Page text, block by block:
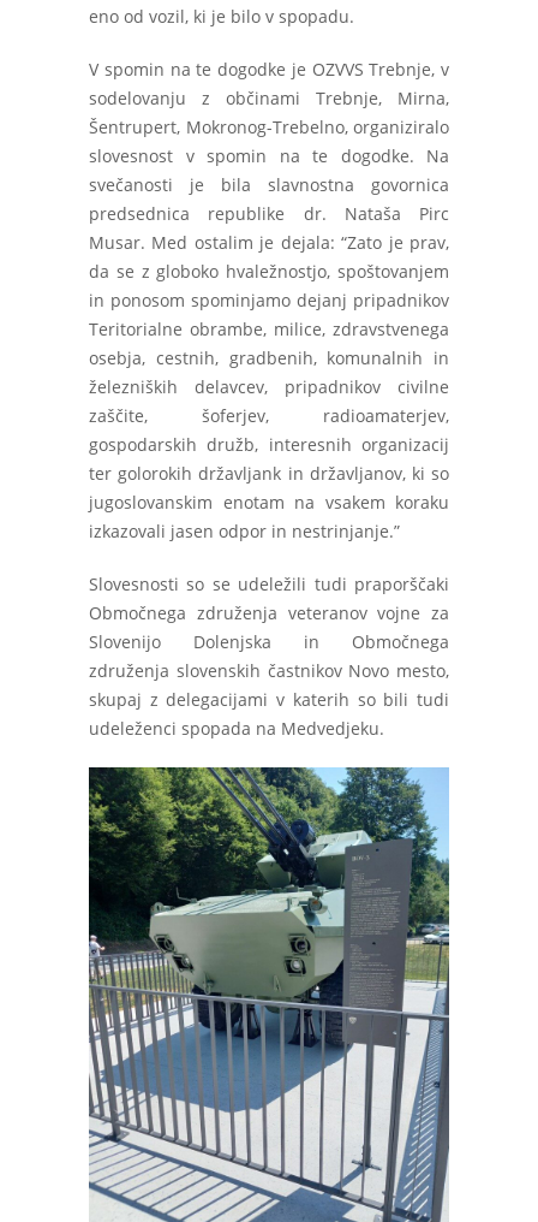
eno od vozil, ki je bilo v spopadu.
V spomin na te dogodke je OZVVS Trebnje, v
sodelovanju z občinami Trebnje, Mirna,
Šentrupert, Mokronog-Trebelno, organiziralo
slovesnost v spomin na te dogodke. Na
svečanosti je bila slavnostna govornica
predsednica republike dr. Nataša Pirc
Musar. Med ostalim je dejala: “Zato je prav,
da se z globoko hvaležnostjo, spoštovanjem
in ponosom spominjamo dejanj pripadnikov
Teritorialne obrambe, milice, zdravstvenega
osebja, cestnih, gradbenih, komunalnih in
železniških delavcev, pripadnikov civilne
zaščite, šoferjev, radioamaterjev,
gospodarskih družb, interesnih organizacij
ter golorokih državljank in državljanov, ki so
jugoslovanskim enotam na vsakem koraku
izkazovali jasen odpor in nestrinjanje.”
Slovesnosti so se udeležili tudi praporščaki
Območnega združenja veteranov vojne za
Slovenijo Dolenjska in Območnega
združenja slovenskih častnikov Novo mesto,
skupaj z delegacijami v katerih so bili tudi
udeleženci spopada na Medvedjeku.